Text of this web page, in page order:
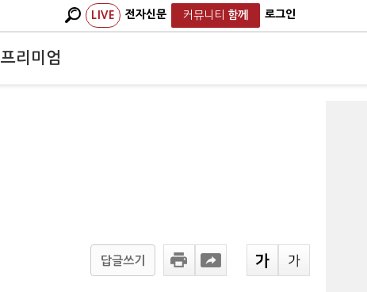
LIVE 전자신문 커뮤니티 함께 로그인
프리미엄
답글쓰기